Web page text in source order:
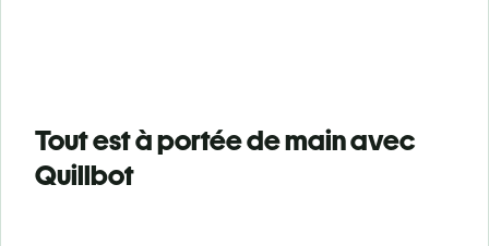
Tout est à portée de main avec
Quillbot